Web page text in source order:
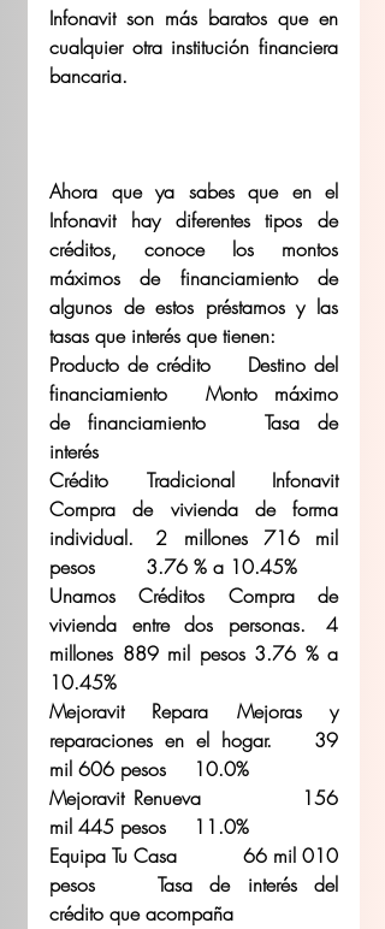
Infonavit son más baratos que en
cualquier otra institución financiera
bancaria.
Ahora que ya sabes que en el
Infonavit hay diferentes tipos de
créditos, conoce los montos
máximos de financiamiento de
algunos de estos préstamos y las
tasas que interés que tienen:
Producto de crédito	Destino del
financiamiento	Monto máximo
de financiamiento	Tasa de
interés
Crédito Tradicional Infonavit
Compra de vivienda de forma
individual.	2 millones 716 mil
pesos	3.76 % a 10.45%
Unamos Créditos	Compra de
vivienda entre dos personas.	4
millones 889 mil pesos	3.76 % a
10.45%
Mejoravit Repara	Mejoras y
reparaciones en el hogar.	39
mil 606 pesos	10.0%
Mejoravit Renueva		156
mil 445 pesos	11.0%
Equipa Tu Casa		66 mil 010
pesos	Tasa de interés del
crédito que acompaña